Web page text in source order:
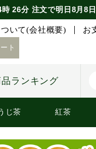
時 26分注文で明日8月8
いて(会社概要) お
ト
ランキング
じ茶 紅茶